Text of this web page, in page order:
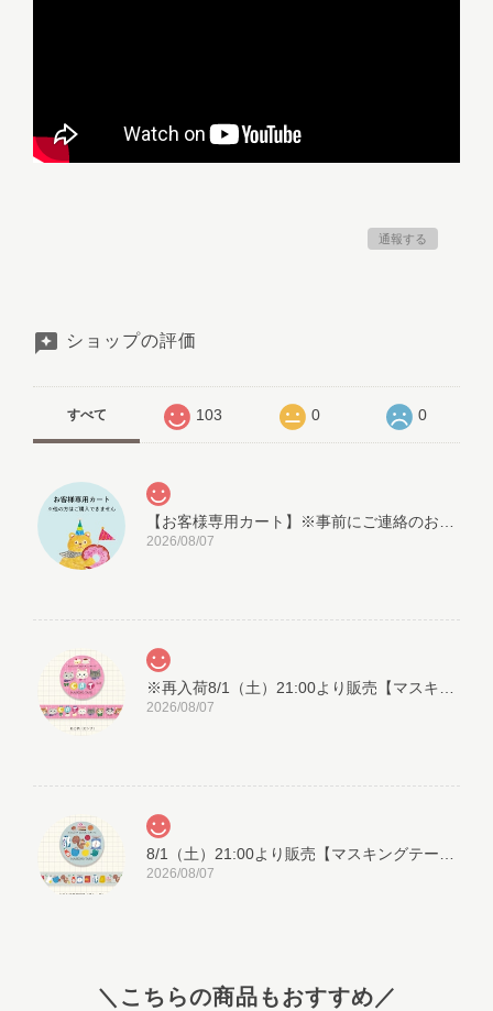
通報する
ショップの評価
すべて 103 0 0
2026/08/07
2026/08/07
2026/08/07
＼こちらの商品もおすすめ／